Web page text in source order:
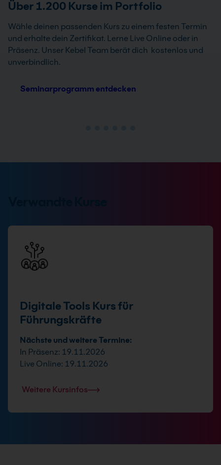
Über 1.200 Kurse im Portfolio
Wähle deinen passenden Kurs zu einem festen Termin
und erhalte dein Zertifikat. Lerne Live Online oder in
Präsenz. Unser Kebel Team berät dich kostenlos und
unverbindlich.
Seminarprogramm entdecken
Digitale Tools Kurs für
Führungskräfte
Nächste und weitere Termine:
In Präsenz: 19.11.2026
Live Online: 19.11.2026
Weitere Kursinfos